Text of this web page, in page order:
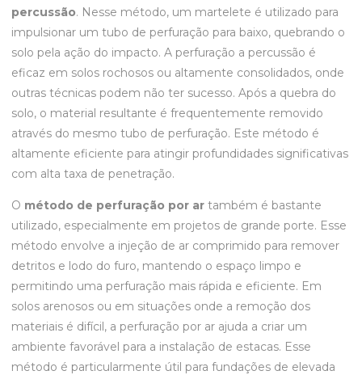
percussão. Nesse método, um martelete é utilizado para
impulsionar um tubo de perfuração para baixo, quebrando o
solo pela ação do impacto. A perfuração a percussão é
eficaz em solos rochosos ou altamente consolidados, onde
outras técnicas podem não ter sucesso. Após a quebra do
solo, o material resultante é frequentemente removido
através do mesmo tubo de perfuração. Este método é
altamente eficiente para atingir profundidades significativas
com alta taxa de penetração.
O método de perfuração por ar também é bastante
utilizado, especialmente em projetos de grande porte. Esse
método envolve a injeção de ar comprimido para remover
detritos e lodo do furo, mantendo o espaço limpo e
permitindo uma perfuração mais rápida e eficiente. Em
solos arenosos ou em situações onde a remoção dos
materiais é difícil, a perfuração por ar ajuda a criar um
ambiente favorável para a instalação de estacas. Esse
método é particularmente útil para fundações de elevada